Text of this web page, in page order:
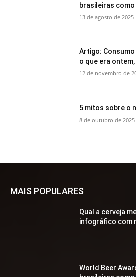
brasileiras
13 de agosto de 2025
Artigo:
o que era
12 de novembro de
5 mitos sobre o
8 de outubro de 2025
MAIS POPULARES
Qual a cerveja
infográfico com
World Beer